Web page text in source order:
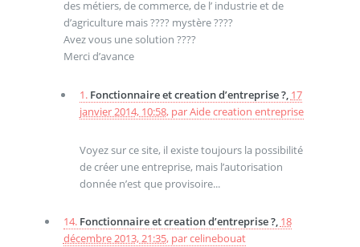
des métiers, de commerce, de l’ industrie et de
d’agriculture mais ???? mystère ????
Avez vous une solution ????
Merci d’avance
1. Fonctionnaire et creation d’entreprise ?, 17
janvier 2014, 10:58, parAide creation entreprise
Voyez sur ce site, il existe toujours la possibilité
de créer une entreprise, mais l’autorisation
donnée n’est que provisoire...
14. Fonctionnaire et creation d’entreprise ?, 18
décembre 2013, 21:35, parcelinebouat